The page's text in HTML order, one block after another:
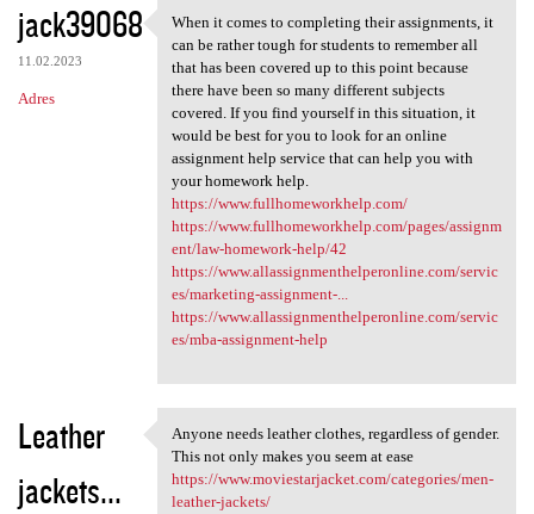
jack39068
11.02.2023
Adres
When it comes to completing
When it comes to completing their assignments, it
can be rather tough for students to remember all
that has been covered up to this point because
there have been so many different subjects
covered. If you find yourself in this situation, it
would be best for you to look for an online
assignment help service that can help you with
your homework help.
https://www.fullhomeworkhelp.com/
https://www.fullhomeworkhelp.com/pages/assignm
ent/law-homework-help/42
https://www.allassignmenthelperonline.com/servic
es/marketing-assignment-...
https://www.allassignmenthelperonline.com/servic
es/mba-assignment-help
Leather
jackets...
Anyone needs leather clothes,
Anyone needs leather clothes, regardless of gender.
This not only makes you seem at ease
https://www.moviestarjacket.com/categories/men-
leather-jackets/